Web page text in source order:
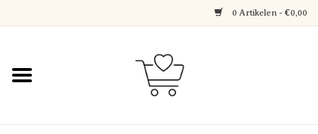
0 Artikelen - €0,00
Home